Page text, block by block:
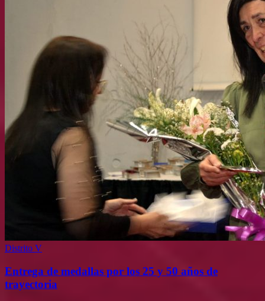
Distrito V
Entrega de medallas por los 25 y 50 años de
trayectoria